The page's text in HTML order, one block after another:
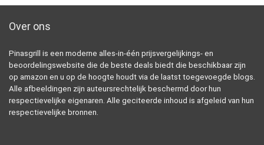
Over ons
Pinasgrill is een moderne alles-in-één prijsvergelijkings- en
beoordelingswebsite die de beste deals biedt die beschikbaar zijn
op amazon en u op de hoogte houdt via de laatst toegevoegde blogs.
Alle afbeeldingen zijn auteursrechtelijk beschermd door hun
respectievelijke eigenaren. Alle geciteerde inhoud is afgeleid van hun
respectievelijke bronnen.